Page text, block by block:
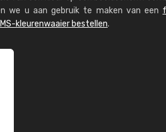
we u aan gebruik te maken van een
kleurenwaaier bestellen.